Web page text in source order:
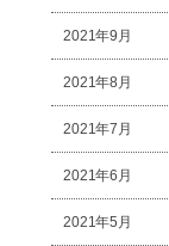
2021年9月
2021年8月
2021年7月
2021年6月
2021年5月